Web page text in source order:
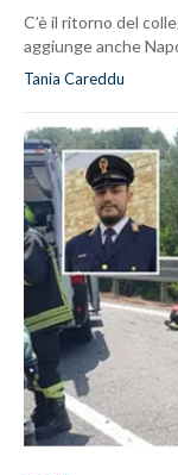
C’è il ritorno del
aggiunge anche
Tania Careddu